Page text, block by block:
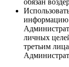
информацию
личных
третьим